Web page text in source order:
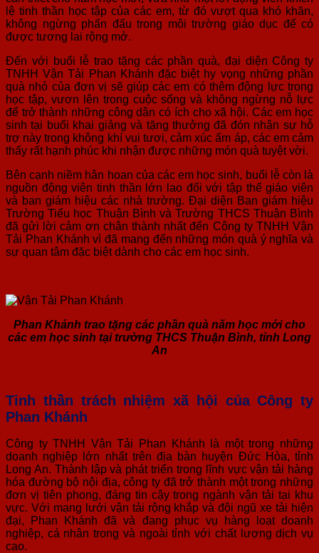
lệ tinh thần học tập của các em, từ đó vượt qua khó khăn,
không ngừng phấn đấu trong môi trường giáo dục để có
được tương lai rộng mở.
Đến với buổi lễ trao tặng các phần quà, đại diện Công ty
TNHH Vận Tải Phan Khánh đặc biệt hy vọng những phần
quà nhỏ của đơn vị sẽ giúp các em có thêm động lực trong
học tập, vươn lên trong cuộc sống và không ngừng nỗ lực
để trở thành những công dân có ích cho xã hội. Các em học
sinh tại buổi khai giảng và tặng thưởng đã đón nhận sự hỗ
trợ này trong không khí vui tươi, cảm xúc ấm áp, các em cảm
thấy rất hạnh phúc khi nhận được những món quà tuyệt vời.
Bên cạnh niềm hân hoan của các em học sinh, buổi lễ còn là
nguồn động viên tinh thần lớn lao đối với tập thể giáo viên
và ban giám hiệu các nhà trường. Đại diện Ban giám hiệu
Trường Tiểu học Thuận Bình và Trường THCS Thuận Bình
đã gửi lời cảm ơn chân thành nhất đến Công ty TNHH Vận
Tải Phan Khánh vì đã mang đến những món quà ý nghĩa và
sự quan tâm đặc biệt dành cho các em học sinh.
Phan Khánh trao tặng các phần quà năm học mới cho
các em học sinh tại trường THCS Thuận Bình, tỉnh Long
An
Tinh thần trách nhiệm xã hội của Công ty
Phan Khánh
Công ty TNHH Vận Tải Phan Khánh là một trong những
doanh nghiệp lớn nhất trên địa bàn huyện Đức Hòa, tỉnh
Long An. Thành lập và phát triển trong lĩnh vực vận tải hàng
hóa đường bộ nội địa, công ty đã trở thành một trong những
đơn vị tiên phong, đáng tin cậy trong ngành vận tải tại khu
vực. Với mạng lưới vận tải rộng khắp và đội ngũ xe tải hiện
đại, Phan Khánh đã và đang phục vụ hàng loạt doanh
nghiệp, cá nhân trong và ngoài tỉnh với chất lượng dịch vụ
cao.